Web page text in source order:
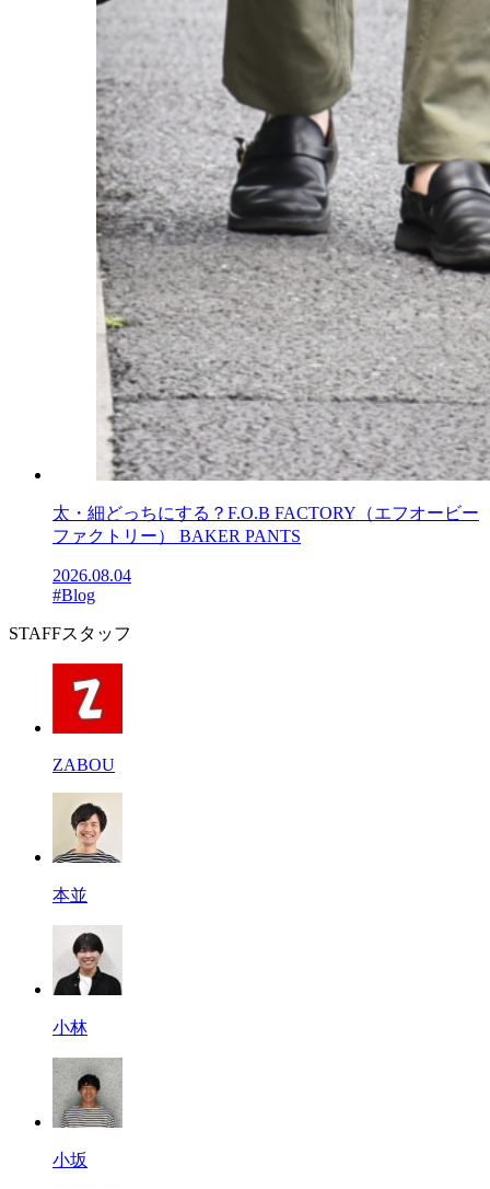
太・細どっちにする？F.O.B FACTORY（エフオービー
ファクトリー） BAKER PANTS
2026.08.04
#Blog
STAFFスタッフ
ZABOU
本並
小林
小坂